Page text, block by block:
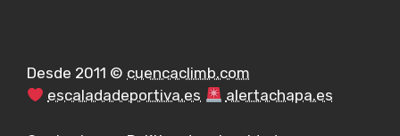
Desde 2011 © cuencaclimb.com
escaladadeportiva.es
alertachapa.es